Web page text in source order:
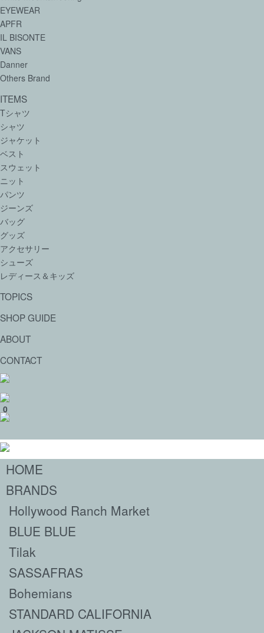
EYEWEAR
APFR
IL BISONTE
VANS
Danner
Others Brand
ITEMS
Tシャツ
シャツ
ジャケット
ベスト
スウェット
ニット
パンツ
ジーンズ
バッグ
グッズ
アクセサリー
シューズ
レディース＆キッズ
TOPICS
SHOP GUIDE
ABOUT
CONTACT
0
HOME
BRANDS
Hollywood Ranch Market
BLUE BLUE
Tilak
SASSAFRAS
Bohemians
STANDARD CALIFORNIA